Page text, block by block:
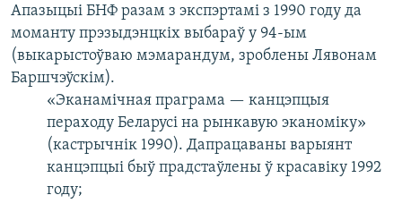
Апазыцыі БНФ разам з экспэртамі з 1990 году да
моманту прэзыдэнцкіх выбараў у 94-ым
(выкарыстоўваю мэмарандум, зроблены Лявонам
Баршчэўскім).
«Эканамічная праграма — канцэпцыя
пераходу Беларусі на рынкавую эканоміку»
(кастрычнік 1990). Дапрацаваны варыянт
канцэпцыі быў прадстаўлены ў красавіку 1992
году;